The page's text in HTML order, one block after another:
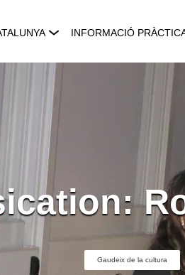
INFORMACIÓ
Gaudeix de la cultura